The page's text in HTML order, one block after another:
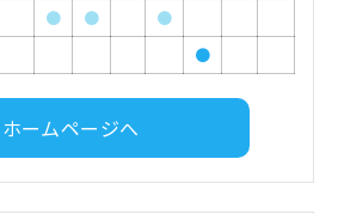
● ●
●
●
ホームページへ